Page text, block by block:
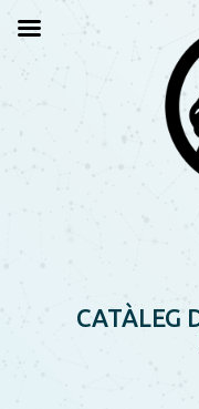
CATÀLEG